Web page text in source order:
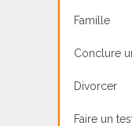
Famille
Conclure
Divorcer
Faire un